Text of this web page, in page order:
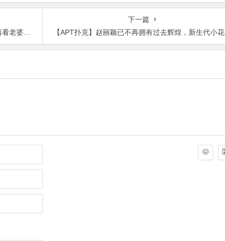
！
品2023/01/19发布！
品2021-08-26发布！
一目了然
下一篇
【APT扑克】赵丽颖已不再拥有过去辉煌，新生代小花赵今麦事业正当红